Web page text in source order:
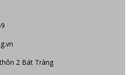
2 Bát Tràng